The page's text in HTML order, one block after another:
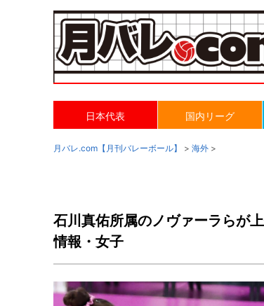
日本代表 国内リーグ
月バレ.com【月刊バレーボール】 > 海外 >
石川真佑所属のノヴァーラらが
情報・女子